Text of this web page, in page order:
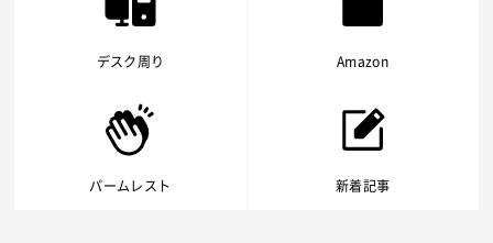
デスク周り Amazon
パームレスト 新着記事